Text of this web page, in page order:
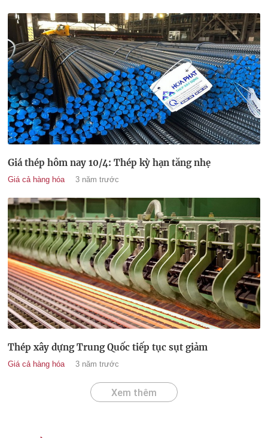
Giá thép hôm nay 10/4: Thép kỳ hạn tăng nhẹ
Giá cả hàng hóa 3 năm trước
Thép xây dựng Trung Quốc tiếp tục sụt giảm
Giá cả hàng hóa 3 năm trước
Xem thêm